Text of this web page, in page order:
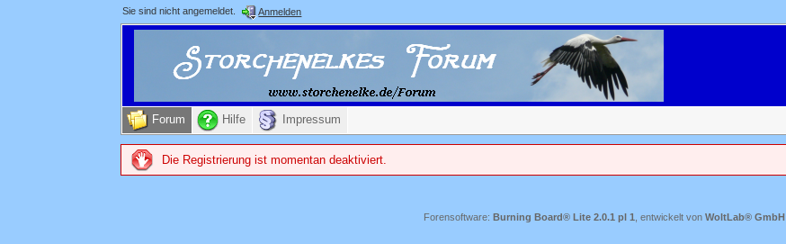
Sie sind nicht angemeldet. Anmelden
Forum Hilfe Impressum
Die Registrierung ist momentan deaktiviert.
Forensoftware: Burning Board® Lite 2.0.1 pl 1 , entwickelt von WoltLab® GmbH